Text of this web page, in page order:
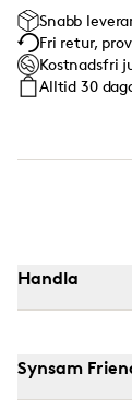
Snabb
Fri retur,
Kostnadsfri
Alltid 30
Handla
Synsam